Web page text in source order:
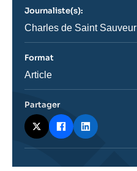
ou
émission
Journaliste(s):
Journaliste
Charles de Saint Sauveur
Format
Catégorie
Article
Partager